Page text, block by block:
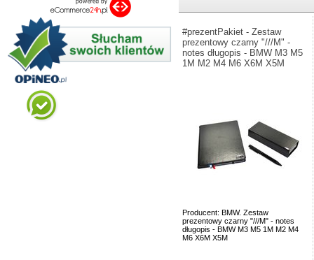
#prezentPakiet - Zestaw
prezentowy czarny "///M" -
notes długopis - BMW M3 M5
1M M2 M4 M6 X6M X5M
Producent: BMW. Zestaw
prezentowy czarny "///M" - notes
długopis - BMW M3 M5 1M M2 M4
M6 X6M X5M